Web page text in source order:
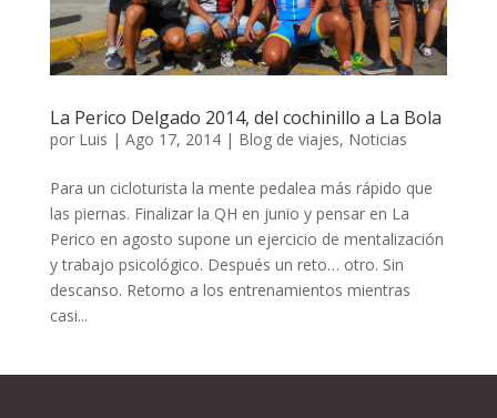
La Perico Delgado 2014, del cochinillo a La Bola
por Luis | Ago 17, 2014| Blog de viajes, Noticias
Para un cicloturista la mente pedalea más rápido que
las piernas. Finalizar la QH en junio y pensar en La
Perico en agosto supone un ejercicio de mentalización
y trabajo psicológico. Después un reto… otro. Sin
descanso. Retorno a los entrenamientos mientras
casi...